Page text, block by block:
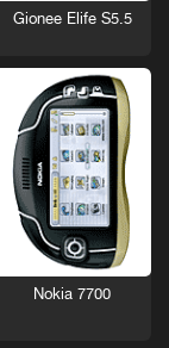
Gionee Elife S5.5
Nokia 7700